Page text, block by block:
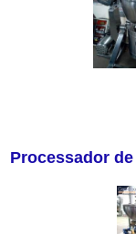
Processador